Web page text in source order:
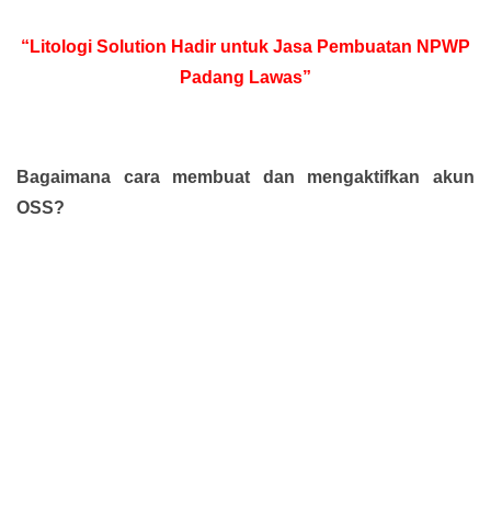
“Litologi Solution Hadir untuk Jasa Pembuatan NPWP
Padang Lawas”
Bagaimana cara membuat dan mengaktifkan akun
OSS?